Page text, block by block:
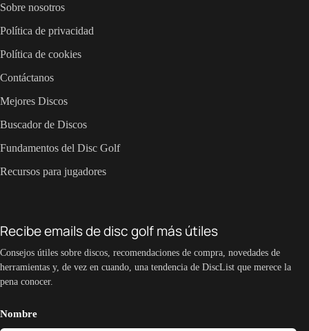
Sobre nosotros
Política de privacidad
Política de cookies
Contáctanos
Mejores Discos
Buscador de Discos
Fundamentos del Disc Golf
Recursos para jugadores
Recibe emails de disc golf más útiles
Consejos útiles sobre discos, recomendaciones de compra, novedades de
herramientas y, de vez en cuando, una tendencia de DiscList que merece la
pena conocer.
Nombre